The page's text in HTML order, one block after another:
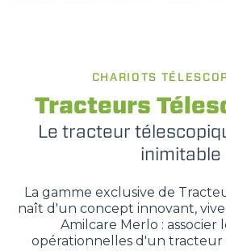
CHARIOTS
Tracteurs
Le tracteur
inimitable
La gamme exclusive de
naît d'un concept innovant,
Amilcare Merlo : associer
opérationnelles d'un tracteur